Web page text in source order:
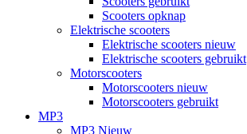
Scooters opknap
Elektrische scooters
Elektrische scooters nieuw
Elektrische scooters gebruikt
Motorscooters
Motorscooters nieuw
Motorscooters gebruikt
MP3
MP3 Nieuw